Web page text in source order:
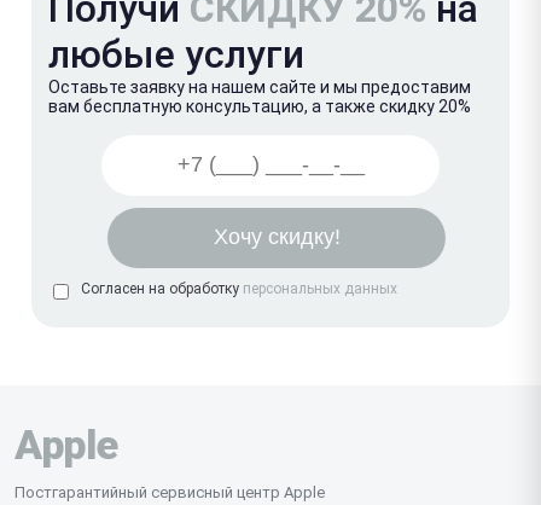
любые услуги
Оставьте заявку на нашем сайте и мы предоставим
вам бесплатную консультацию, а также скидку 20%
Согласен на обработку персональных данных
Apple
Постгарантийный сервисный центр Apple